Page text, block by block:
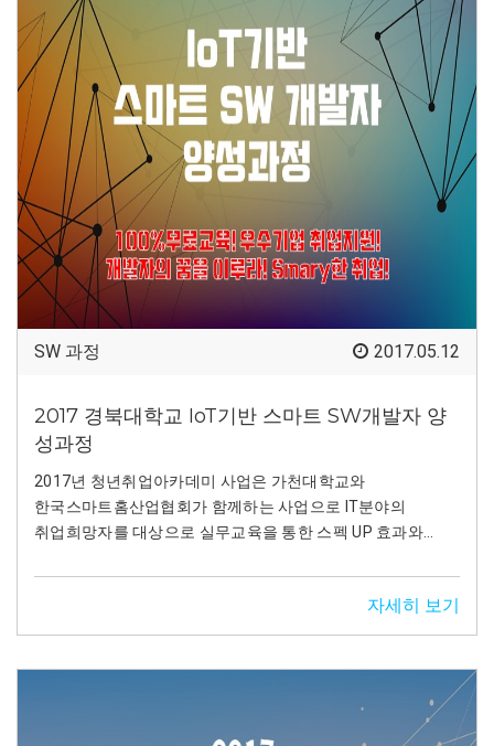
SW 과정 2017.05.12
2017 경북대학교 IoT기반 스마트 SW개발자 양
성과정
2017년 청년취업아카데미 사업은 가천대학교와
한국스마트홈산업협회가 함께하는 사업으로 IT분야의
취업희망자를 대상으로 실무교육을 통한 스펙 UP 효과와
자세히 보기